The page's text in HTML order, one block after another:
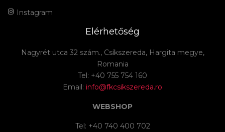
Instagram
Elérhetőség
Nagyrét utca 32 szám., Csíkszereda, Hargita megye,
Romania
Tel: +40 755 754 160
Email: info@fkcsikszereda.ro
WEBSHOP
Tel: +40 740 400 702